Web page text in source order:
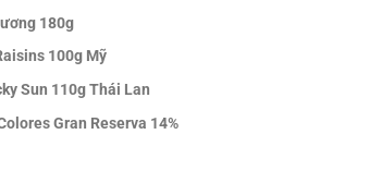
180g
100g Mỹ
Sun 110g Thái Lan
Gran Reserva 14%